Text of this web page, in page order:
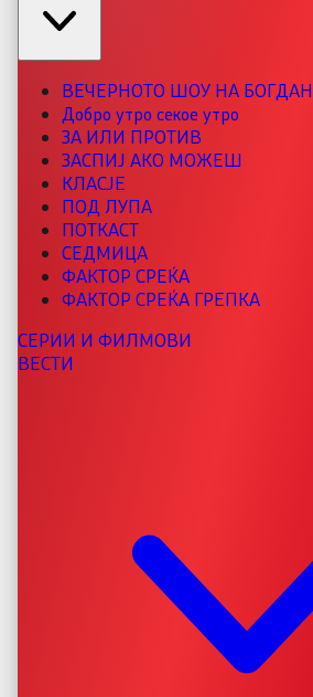
ВЕЧЕРНОТО ШОУ НА БОГДАН
Добро утро секое утро
ЗА ИЛИ ПРОТИВ
ЗАСПИЈ АКО МОЖЕШ
КЛАСЈЕ
ПОД ЛУПА
ПОТКАСТ
СЕДМИЦА
ФАКТОР СРЕЌА
ФАКТОР СРЕЌА ГРЕПКА
СЕРИИ И ФИЛМОВИ
ВЕСТИ